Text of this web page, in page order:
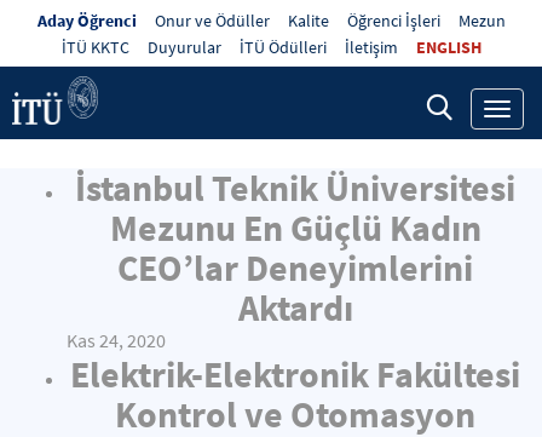
Aday Öğrenci Onur ve Ödüller Kalite Öğrenci İşleri
Mezun
İTÜ KKTC
Duyurular İTÜ Ödülleri İletişim ENGLISH
İstanbul Teknik Üniversitesi
Mezunu En Güçlü Kadın
CEO’lar Deneyimlerini
Aktardı
Kas 24, 2020
Elektrik-Elektronik Fakültesi
Kontrol ve Otomasyon